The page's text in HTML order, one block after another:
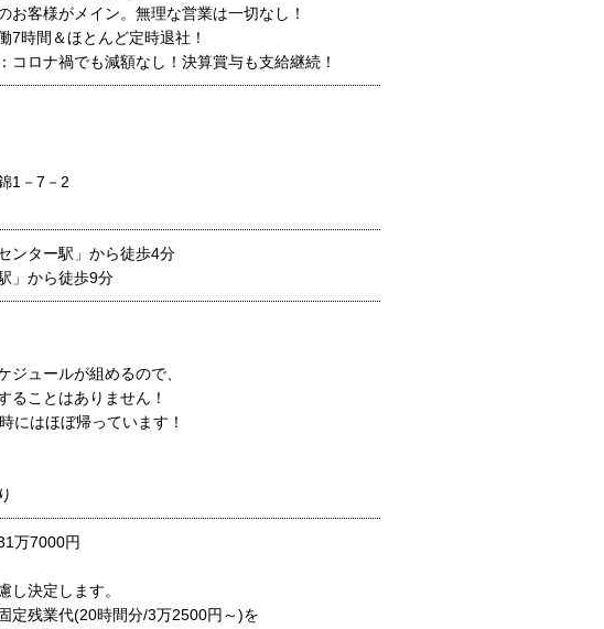
お客様がメイン。無理な営業は一切なし！
7時間＆ほとんど定時退社！
コロナ禍でも減額なし！決算賞与も支給継続！
1－7－2
ンター駅」から徒歩4分
」から徒歩9分
ュールが組めるので、
ことはありません！
にはほぼ帰っています！
万7000円
し決定します。
定残業代(20時間分/3万2500円～)を